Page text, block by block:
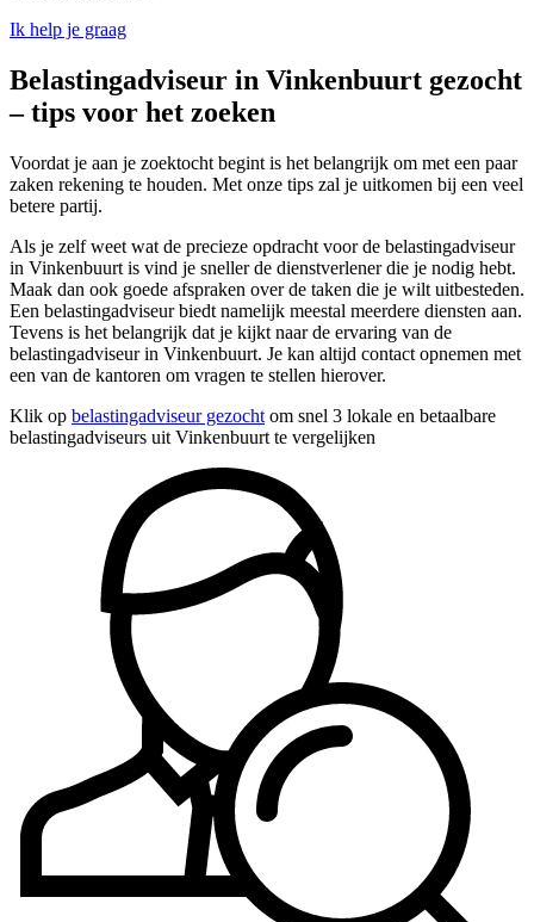
Ik help je graag
Belastingadviseur in Vinkenbuurt gezocht
– tips voor het zoeken
Voordat je aan je zoektocht begint is het belangrijk om met een paar
zaken rekening te houden. Met onze tips zal je uitkomen bij een veel
betere partij.
Als je zelf weet wat de precieze opdracht voor de belastingadviseur
in Vinkenbuurt is vind je sneller de dienstverlener die je nodig hebt.
Maak dan ook goede afspraken over de taken die je wilt uitbesteden.
Een belastingadviseur biedt namelijk meestal meerdere diensten aan.
Tevens is het belangrijk dat je kijkt naar de ervaring van de
belastingadviseur in Vinkenbuurt. Je kan altijd contact opnemen met
een van de kantoren om vragen te stellen hierover.
Klik op belastingadviseur gezocht om snel 3 lokale en betaalbare
belastingadviseurs uit Vinkenbuurt te vergelijken